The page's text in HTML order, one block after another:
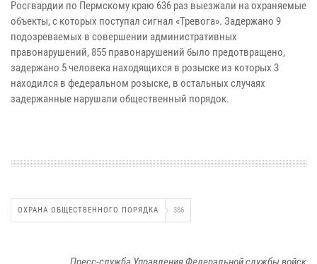
Росгвардии по Пермскому краю 636 раз выезжали на охраняемые
объекты, с которых поступал сигнал «Тревога». Задержано 9
подозреваемых в совершении административных
правонарушений, 855 правонарушений было предотвращено,
задержано 5 человека находящихся в розыске из которых 3
находился в федеральном розыске, в остальных случаях
задержанные нарушали общественный порядок.
ОХРАНА ОБЩЕСТВЕННОГО ПОРЯДКА 386